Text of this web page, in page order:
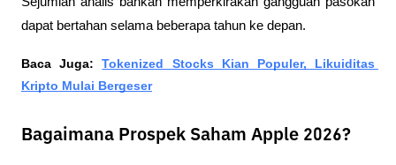
dapat bertahan selama beberapa tahun ke depan.
Baca Juga: Tokenized Stocks Kian Populer, Likuiditas
Kripto Mulai Bergeser
Bagaimana Prospek Saham Apple 2026?